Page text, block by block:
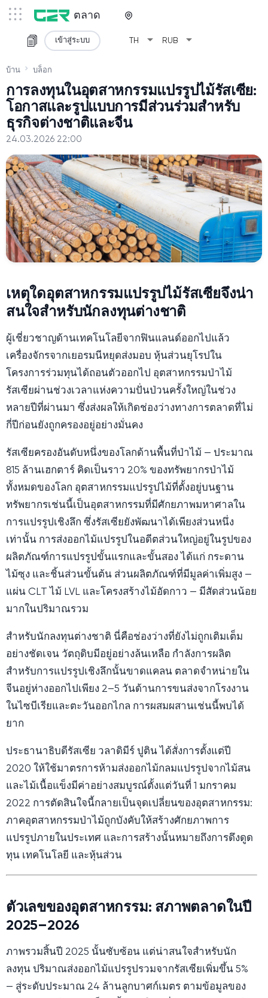
ตลาด
TH arrow_drop_down RUB arrow_drop_down
เข้าสู่ระบบ
บ้าน บล็อก
การลงทุนในอุตสาหกรรมแปรรูปไม้รัสเซีย:
โอกาสและรูปแบบการมีส่วนร่วมสำหรับ
ธุรกิจต่างชาติและจีน
24.03.2026 22:00
เหตุใดอุตสาหกรรมแปรรูปไม้รัสเซียจึงน่า
สนใจสำหรับนักลงทุนต่างชาติ
ผู้เชี่ยวชาญด้านเทคโนโลยีจากฟินแลนด์ออกไปแล้ว
เครื่องจักรจากเยอรมนีหยุดส่งมอบ หุ้นส่วนยุโรปใน
โครงการร่วมทุนได้ถอนตัวออกไป อุตสาหกรรมป่าไม้
รัสเซียผ่านช่วงเวลาแห่งความปั่นป่วนครั้งใหญ่ในช่วง
หลายปีที่ผ่านมา ซึ่งส่งผลให้เกิดช่องว่างทางการตลาดที่ไม่
กี่ปีก่อนยังถูกครองอยู่อย่างมั่นคง
รัสเซียครองอันดับหนึ่งของโลกด้านพื้นที่ป่าไม้ — ประมาณ
815 ล้านเฮกตาร์ คิดเป็นราว 20% ของทรัพยากรป่าไม้
ทั้งหมดของโลก อุตสาหกรรมแปรรูปไม้ที่ตั้งอยู่บนฐาน
ทรัพยากรเช่นนี้เป็นอุตสาหกรรมที่มีศักยภาพมหาศาลใน
การแปรรูปเชิงลึก ซึ่งรัสเซียยังพัฒนาได้เพียงส่วนหนึ่ง
เท่านั้น การส่งออกไม้แปรรูปในอดีตส่วนใหญ่อยู่ในรูปของ
ผลิตภัณฑ์การแปรรูปขั้นแรกและขั้นสอง ได้แก่ กระดาน
ไม้ซุง และชิ้นส่วนขั้นต้น ส่วนผลิตภัณฑ์ที่มีมูลค่าเพิ่มสูง —
แผ่น CLT ไม้ LVL และโครงสร้างไม้อัดกาว — มีสัดส่วนน้อย
มากในปริมาณรวม
สำหรับนักลงทุนต่างชาติ นี่คือช่องว่างที่ยังไม่ถูกเติมเต็ม
อย่างชัดเจน วัตถุดิบมีอยู่อย่างล้นเหลือ กำลังการผลิต
สำหรับการแปรรูปเชิงลึกนั้นขาดแคลน ตลาดจำหน่ายใน
จีนอยู่ห่างออกไปเพียง 2–5 วันด้านการขนส่งจากโรงงาน
ในไซบีเรียและตะวันออกไกล การผสมผสานเช่นนี้พบได้
ยาก
ประธานาธิบดีรัสเซีย วลาดิมีร์ ปูติน ได้สั่งการตั้งแต่ปี
2020 ให้ใช้มาตรการห้ามส่งออกไม้กลมแปรรูปจากไม้สน
และไม้เนื้อแข็งมีค่าอย่างสมบูรณ์ตั้งแต่วันที่ 1 มกราคม
2022 การตัดสินใจนี้กลายเป็นจุดเปลี่ยนของอุตสาหกรรม:
ภาคอุตสาหกรรมป่าไม้ถูกบังคับให้สร้างศักยภาพการ
แปรรูปภายในประเทศ และการสร้างนั้นหมายถึงการดึงดูด
ทุน เทคโนโลยี และหุ้นส่วน
ตัวเลขของอุตสาหกรรม: สภาพตลาดในปี
2025–2026
ภาพรวมสิ้นปี 2025 นั้นซับซ้อน แต่น่าสนใจสำหรับนัก
ลงทุน ปริมาณส่งออกไม้แปรรูปรวมจากรัสเซียเพิ่มขึ้น 5%
— สู่ระดับประมาณ 24 ล้านลูกบาศก์เมตร ตามข้อมูลของ